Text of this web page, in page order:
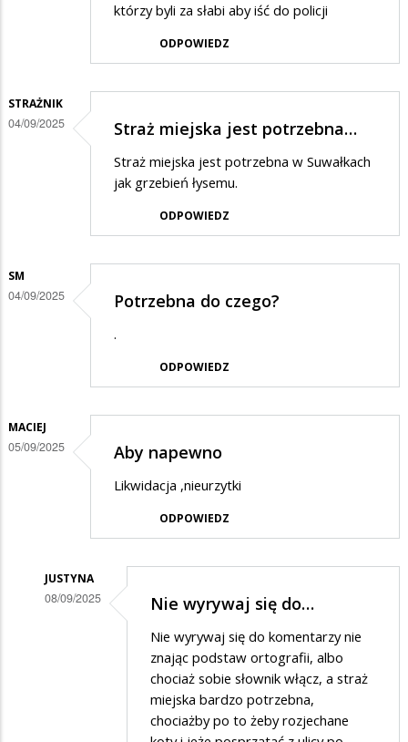
którzy byli za słabi aby iść do policji
ODPOWIEDZ
STRAŻNIK
04/09/2025 Straż miejska jest potrzebna…
Straż miejska jest potrzebna w Suwałkach
jak grzebień łysemu.
ODPOWIEDZ
SM
04/09/2025 Potrzebna do czego?
.
ODPOWIEDZ
MACIEJ
05/09/2025 Aby napewno
Likwidacja ,nieurzytki
ODPOWIEDZ
JUSTYNA
08/09/2025 Nie wyrywaj się do…
Nie wyrywaj się do komentarzy nie
znając podstaw ortografii, albo
chociaż sobie słownik włącz, a straż
miejska bardzo potrzebna,
chociażby po to żeby rozjechane